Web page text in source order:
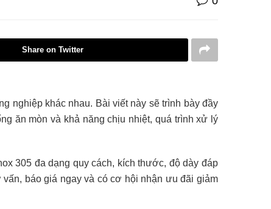
Share on Twitter
nghiệp khác nhau. Bài viết này sẽ trình bày đầy
ăn mòn và khả năng chịu nhiệt, quá trình xử lý
305 đa dạng quy cách, kích thước, độ dày đáp
báo giá ngay và có cơ hội nhận ưu đãi giảm